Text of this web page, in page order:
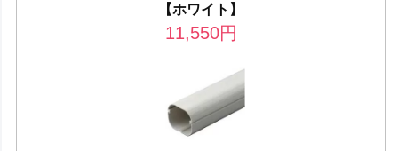
【ホワイト】
11,550円